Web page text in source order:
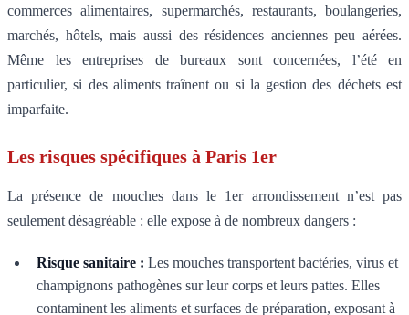
commerces alimentaires, supermarchés, restaurants, boulangeries,
marchés, hôtels, mais aussi des résidences anciennes peu aérées.
Même les entreprises de bureaux sont concernées, l’été en
particulier, si des aliments traînent ou si la gestion des déchets est
imparfaite.
Les risques spécifiques à Paris 1er
La présence de mouches dans le 1er arrondissement n’est pas
seulement désagréable : elle expose à de nombreux dangers :
Risque sanitaire : Les mouches transportent bactéries, virus et
champignons pathogènes sur leur corps et leurs pattes. Elles
contaminent les aliments et surfaces de préparation, exposant à